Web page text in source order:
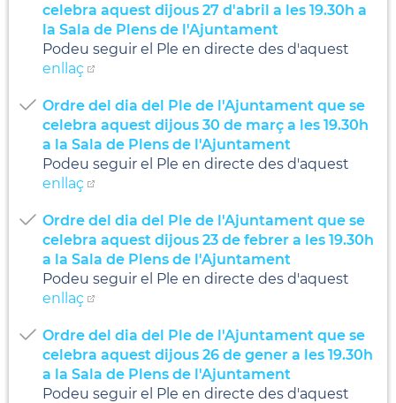
celebra aquest dijous 27 d'abril a les 19.30h a
la Sala de Plens de l'Ajuntament
Podeu seguir el Ple en directe des d'aquest
enllaç
Ordre del dia del Ple de l'Ajuntament que se
celebra aquest dijous 30 de març a les 19.30h
a la Sala de Plens de l'Ajuntament
Podeu seguir el Ple en directe des d'aquest
enllaç
Ordre del dia del Ple de l'Ajuntament que se
celebra aquest dijous 23 de febrer a les 19.30h
a la Sala de Plens de l'Ajuntament
Podeu seguir el Ple en directe des d'aquest
enllaç
Ordre del dia del Ple de l'Ajuntament que se
celebra aquest dijous 26 de gener a les 19.30h
a la Sala de Plens de l'Ajuntament
Podeu seguir el Ple en directe des d'aquest